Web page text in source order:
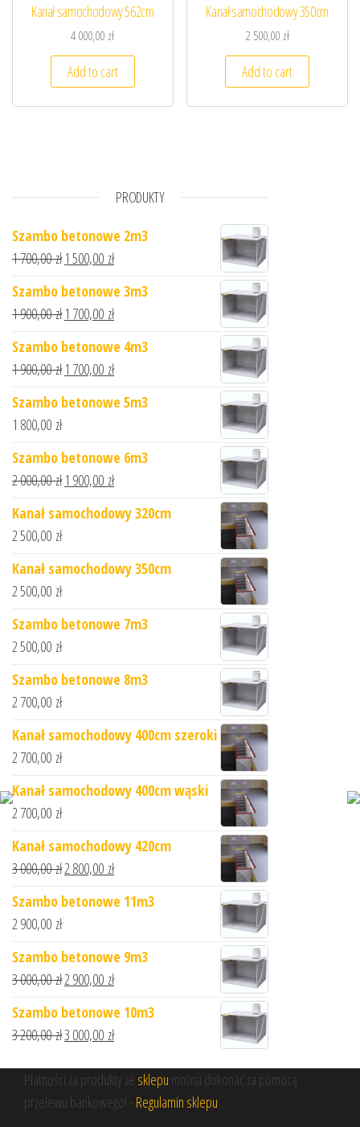
Kanał samochodowy 562cm
4 000,00 zł
Add to cart
Kanał samochodowy 350cm
2 500,00 zł
Add to cart
PRODUKTY
Szambo betonowe 2m3
1 700,00zł 1 500,00 zł
Szambo betonowe 3m3
1 900,00zł 1 700,00 zł
Szambo betonowe 4m3
1 900,00zł 1 700,00 zł
Szambo betonowe 5m3
1 800,00 zł
Szambo betonowe 6m3
2 000,00zł 1 900,00 zł
Kanał samochodowy 320cm
2 500,00 zł
Kanał samochodowy 350cm
2 500,00 zł
Szambo betonowe 7m3
2 500,00 zł
Szambo betonowe 8m3
2 700,00 zł
Kanał samochodowy 400cm szeroki
2 700,00 zł
Kanał samochodowy 400cm wąski
2 700,00 zł
Kanał samochodowy 420cm
3 000,00zł2 800,00 zł
Szambo betonowe 11m3
2 900,00 zł
Szambo betonowe 9m3
3 000,00zł2 900,00 zł
Szambo betonowe 10m3
3 200,00zł3 000,00 zł
Płatności za produkty ze sklepu można dokonać za pomocą
przelewu bankowego! - Regulamin sklepu